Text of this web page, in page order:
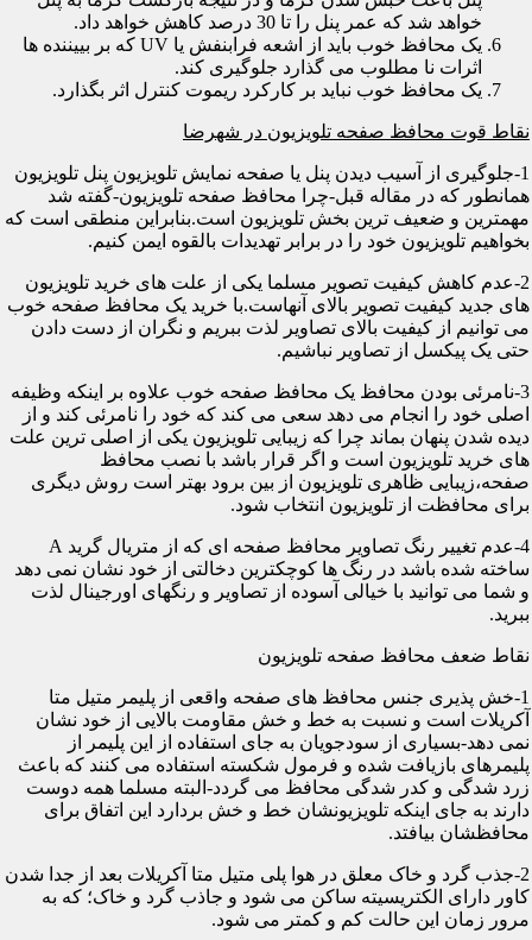
خواهد شد که عمر پنل را تا 30 درصد کاهش خواهد داد.
یک محافظ خوب باید از اشعه فرابنفش یا UV که بر بییننده ها
اثرات نا مطلوب می گذارد جلوگیری کند.
یک محافظ خوب نباید بر کارکرد ریموت کنترل اثر بگذارد.
نقاط قوت محافظ صفحه تلویزیون در شهرضا
1-جلوگیری از آسیب دیدن پنل یا صفحه نمایش تلویزیون پنل تلویزیون
همانطور که در مقاله قبل-چرا محافظ صفحه تلویزیون-گفته شد
مهمترین و ضعیف ترین بخش تلویزیون است.بنابراین منطقی است که
بخواهیم تلویزیون خود را در برابر تهدیدات بالقوه ایمن کنیم.
2-عدم کاهش کیفیت تصویر مسلما یکی از علت های خرید تلویزیون
های جدید کیفیت تصویر بالای آنهاست.با خرید یک محافظ صفحه خوب
می توانیم از کیفیت بالای تصاویر لذت ببریم و نگران از دست دادن
حتی یک پیکسل از تصاویر نباشیم.
3-نامرئی بودن محافظ یک محافظ صفحه خوب علاوه بر اینکه وظیفه
اصلی خود را انجام می دهد سعی می کند که خود را نامرئی کند و از
دیده شدن پنهان بماند چرا که زیبایی تلویزیون یکی از اصلی ترین علت
های خرید تلویزیون است و اگر قرار باشد با نصب محافظ
صفحه،زیبایی ظاهری تلویزیون از بین برود بهتر است روش دیگری
برای محافظت از تلویزیون انتخاب شود.
4-عدم تغییر رنگ تصاویر محافظ صفحه ای که از متریال گرید A
ساخته شده باشد در رنگ ها کوچکترین دخالتی از خود نشان نمی دهد
و شما می توانید با خیالی آسوده از تصاویر و رنگهای اورجینال لذت
ببرید.
نقاط ضعف محافظ صفحه تلویزیون
1-خش پذیری جنس محافظ های صفحه واقعی از پلیمر متیل متا
آکریلات است و نسبت به خط و خش مقاومت بالایی از خود نشان
نمی دهد-بسیاری از سودجویان به جای استفاده از این پلیمر از
پلیمرهای بازیافت شده و فرمول شکسته استفاده می کنند که باعث
زرد شدگی و کدر شدگی محافظ می گردد-البته مسلما همه دوست
دارند به جای اینکه تلویزیونشان خط و خش بردارد این اتفاق برای
محافظشان بیافتد.
2-جذب گرد و خاک معلق در هوا پلی متیل متا آکریلات بعد از جدا شدن
کاور دارای الکتریسیته ساکن می شود و جاذب گرد و خاک؛ که به
مرور زمان این حالت کم و کمتر می شود.